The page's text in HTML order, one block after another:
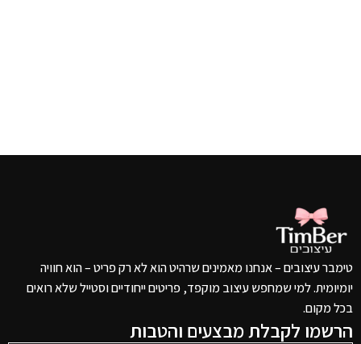
טימבר עיצובים – אנחנו מאמינים שרהיט הוא לא רק פריט – הוא חוויה
יומיומית. למי שמחפש עיצוב מוקפד, פריטים ייחודיים וסטייל שלא רואים
בכל מקום.
הרשמו לקבלת מבצעים והטבות